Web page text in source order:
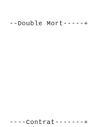
--Double Mort-----+
Sud
P: V
C: A
K: D 8
T: 8 7
----Contrat-------+